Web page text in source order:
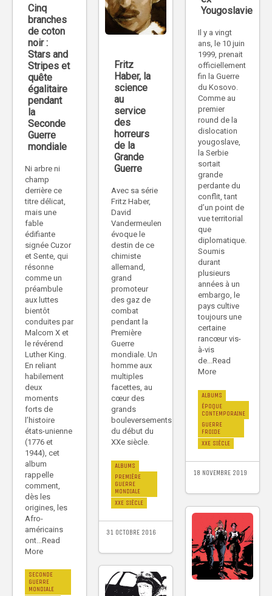
Yougoslavie
Il y a vingt
ans, le 10 juin
1999, prenait
officiellement
fin la Guerre
du Kosovo.
Comme au
premier
round de la
dislocation
yougoslave,
la Serbie
sortait
grande
perdante du
conflit, tant
d’un point de
vue territorial
que
diplomatique.
Soumis
durant
plusieurs
années à un
embargo, le
pays cultive
toujours une
certaine
rancœur vis-
à-vis
de...Read
More
ALBUMS
ÉPOQUE
CONTEMPORAINE
GUERRE
FROIDE
XXE SIÈCLE
18 NOVEMBRE 2019
Cinq
branches
de coton
noir :
Stars and
Stripes et
quête
égalitaire
pendant
la
Seconde
Guerre
mondiale
Ni arbre ni
champ
derrière ce
titre délicat,
mais une
fable
édifiante
signée Cuzor
et Sente, qui
résonne
comme un
préambule
aux luttes
bientôt
conduites par
Malcom X et
le révérend
Luther King.
En reliant
habilement
deux
moments
forts de
l’histoire
états-unienne
(1776 et
1944), cet
album
rappelle
comment,
dès les
origines, les
Afro-
américains
ont...Read
More
SECONDE
GUERRE
MONDIALE
Fritz
Haber, la
science
au
service
des
horreurs
de la
Grande
Guerre
Avec sa série
Fritz Haber,
David
Vandermeulen
évoque le
destin de ce
chimiste
allemand,
grand
promoteur
des gaz de
combat
pendant la
Première
Guerre
mondiale. Un
homme aux
multiples
facettes, au
cœur des
grands
bouleversements
du début du
XXe siècle.
ALBUMS
PREMIÈRE
GUERRE
MONDIALE
XXE SIÈCLE
31 OCTOBRE 2016